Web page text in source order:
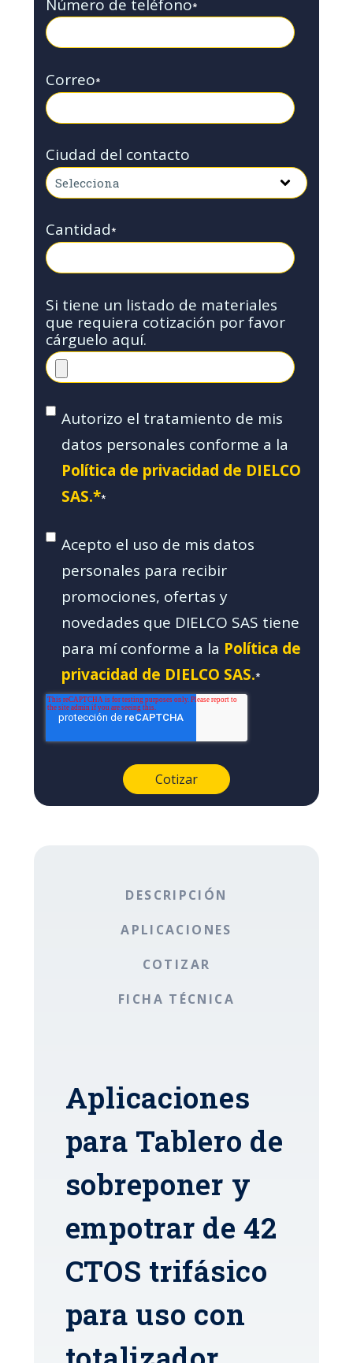
Número de teléfono*
Correo*
Ciudad del contacto
Cantidad*
Si tiene un listado de materiales
que requiera cotización por favor
cárguelo aquí.
Autorizo el tratamiento de mis
datos personales conforme a la
Política de privacidad de DIELCO
SAS.**
Acepto el uso de mis datos
personales para recibir
promociones, ofertas y
novedades que DIELCO SAS tiene
para mí conforme a la Política de
privacidad de DIELCO SAS.*
DESCRIPCIÓN
APLICACIONES
COTIZAR
FICHA TÉCNICA
Aplicaciones
para Tablero de
sobreponer y
empotrar de 42
CTOS trifásico
para uso con